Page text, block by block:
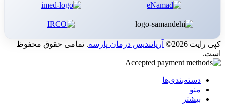
کپی رایت 2026© آریاتندیس درمان پارسه. تمامی حقوق محفوظ
است.
دسته‌بندی‌ها
منو
بیشتر